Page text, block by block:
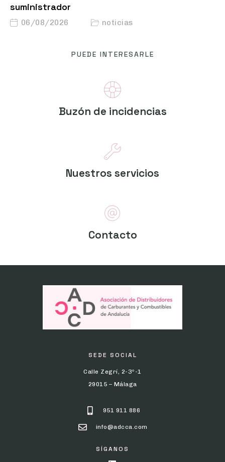
suministrador
06/08/2026 noticias
PUEDE INTERESARLE
Buzón de incidencias
Nuestros servicios
Contacto
SEDE SOCIAL
Calle Zegrí, 2-3º-1
29015 – Málaga
951 911 886
info@adcca.com
SÍGANOS